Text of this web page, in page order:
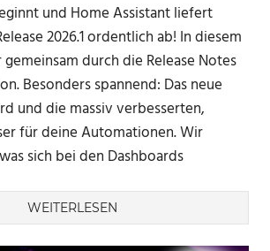
und Home Assistant liefert
2026.1 ordentlich ab! In diesem
durch die Release Notes
Besonders spannend: Das neue
und die massiv verbesserten,
für deine Automationen. Wir
sich bei den Dashboards
WEITERLESEN